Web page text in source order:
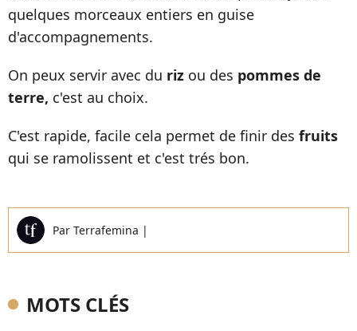
quelques morceaux entiers en guise
d'accompagnements.
On peux servir avec du riz ou des pommes de
terre, c'est au choix.
C'est rapide, facile cela permet de finir des fruits
qui se ramolissent et c'est trés bon.
Par Terrafemina |
MOTS CLÉS